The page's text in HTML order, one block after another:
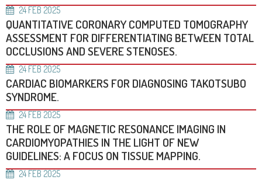
24 FEB 2025
QUANTITATIVE CORONARY COMPUTED TOMOGRAPHY
ASSESSMENT FOR DIFFERENTIATING BETWEEN TOTAL
OCCLUSIONS AND SEVERE STENOSES.
24 FEB 2025
CARDIAC BIOMARKERS FOR DIAGNOSING TAKOTSUBO
SYNDROME.
24 FEB 2025
THE ROLE OF MAGNETIC RESONANCE IMAGING IN
CARDIOMYOPATHIES IN THE LIGHT OF NEW
GUIDELINES: A FOCUS ON TISSUE MAPPING.
24 FEB 2025